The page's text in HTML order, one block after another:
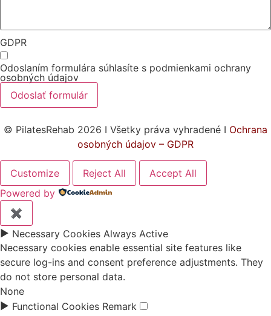
GDPR
Odoslaním formulára súhlasíte s podmienkami ochrany
osobných údajov
Odoslať formulár
© PilatesRehab 2026 I Všetky práva vyhradené I Ochrana
osobných údajov – GDPR
Customize Reject All
Accept All
Powered by
✖
► Necessary Cookies Always Active
Necessary cookies enable essential site features like
secure log-ins and consent preference adjustments. They
do not store personal data.
None
► Functional Cookies Remark